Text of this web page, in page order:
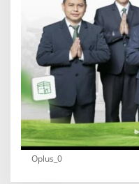
Oplus_0